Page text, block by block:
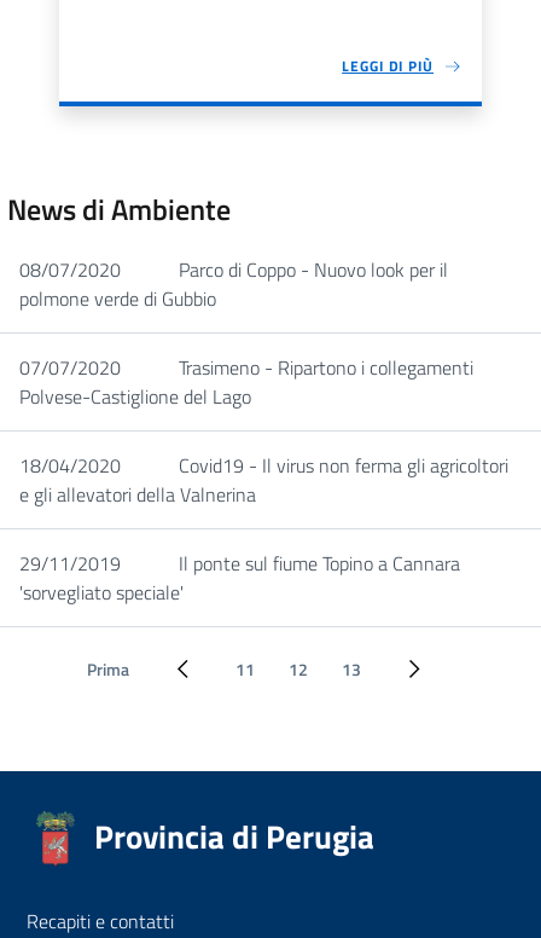
LEGGI DI PIÙ
News di Ambiente
08/07/2020
Parco di Coppo - Nuovo look per il
polmone verde di Gubbio
07/07/2020
Trasimeno - Ripartono i collegamenti
Polvese-Castiglione del Lago
18/04/2020
Covid19 - Il virus non ferma gli agricoltori
e gli allevatori della Valnerina
29/11/2019
Il ponte sul fiume Topino a Cannara
'sorvegliato speciale'
Prima Pagina precedente
11 12 13 Pagina
Provincia di Perugia
Recapiti e contatti